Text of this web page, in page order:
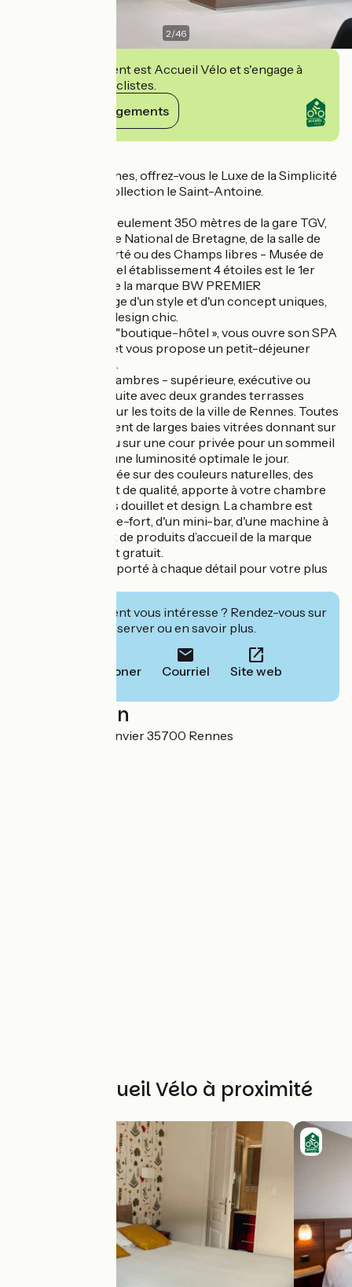
2/46
Cet établissement est Accueil Vélo et s'engage à
accueillir des cyclistes.
Voir ses engagements
De passage à Rennes, offrez-vous le Luxe de la Simplicité
au BW Premier Collection le Saint-Antoine.
En centre-ville, à seulement 350 mètres de la gare TGV,
proche du Théâtre National de Bretagne, de la salle de
spectacle Le Liberté ou des Champs libres - Musée de
Bretagne, ce nouvel établissement 4 étoiles est le 1er
hôtel en France de la marque BW PREMIER
COLLECTION, gage d'un style et d'un concept uniques,
dans un cadre au design chic.
Le Saint-Antoine, "boutique-hôtel », vous ouvre son SPA
Carita, son lobby et vous propose un petit-déjeuner
digne d'un brunch.
Il dispose de 61 chambres - supérieure, exécutive ou
deluxe - et d'une suite avec deux grandes terrasses
privées donnant sur les toits de la ville de Rennes. Toutes
les chambres offrent de larges baies vitrées donnant sur
l’avenue Janvier ou sur une cour privée pour un sommeil
paisible la nuit et une luminosité optimale le jour.
La décoration basée sur des couleurs naturelles, des
matières nobles et de qualité, apporte à votre chambre
un confort à la fois douillet et design. La chambre est
équipée d'un coffre-fort, d'un mini-bar, d'une machine à
café Nespresso et de produits d’accueil de la marque
CARITA. Le wifi est gratuit.
Un grand soin est porté à chaque détail pour votre plus
Cet établissement vous intéresse ? Rendez-vous sur
leur site pour réserver ou en savoir plus.
Téléphoner Courriel Site web
Localisation
27 avenue Jean Janvier 35700 Rennes
Autres Accueil Vélo à proximité